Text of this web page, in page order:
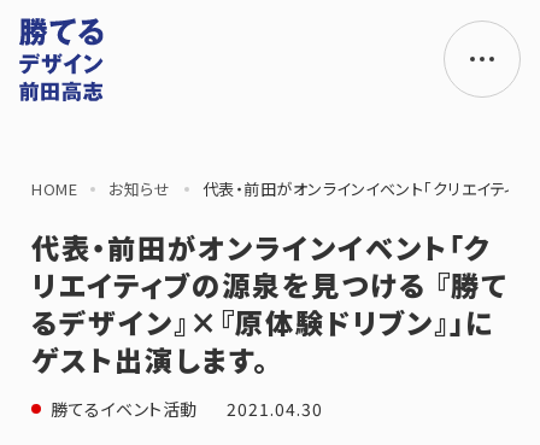
HOME お知らせ 代表・前田がオンラインイベント「クリエイティ
代表・前田がオンラインイベント「ク
リエイティブの源泉を見つける 『勝て
るデザイン』×『原体験ドリブン』」に
ゲスト出演します。
勝てるイベント活動 2021.04.30